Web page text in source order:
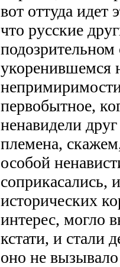
вот оттуда идет
что русские
укоренившемся
первобытное,
ненавидели
племена,
особой
соприкасались,
исторических
интерес, могло
кстати, и стали
оно не